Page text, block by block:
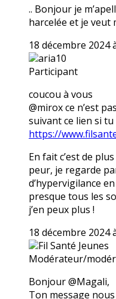
.. Bonjour je
harcelée et je veut
18 décembre 2024
aria10
Participant
coucou à vous
@mirox ce n’est
suivant ce lien si
https://
En fait c’est de
peur, je regarde
d’hypervigilance
presque tous les
j’en peux plus !
18 décembre 2024
Fil Santé Jeunes
Modérateur/
Bonjour @Magali,
Ton message